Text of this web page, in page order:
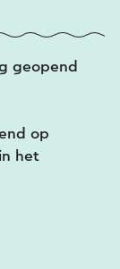
geopend
op
het